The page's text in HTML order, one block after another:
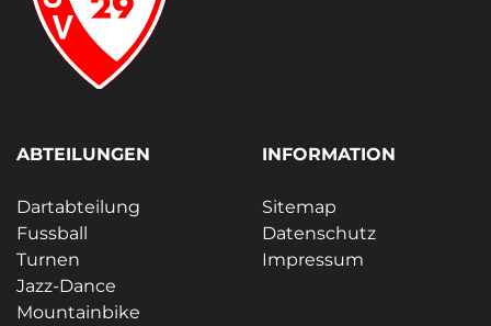
ABTEILUNGEN
Dartabteilung
Fussball
Turnen
Jazz-Dance
Mountainbike
INFORMATION
Sitemap
Datenschutz
Impressum